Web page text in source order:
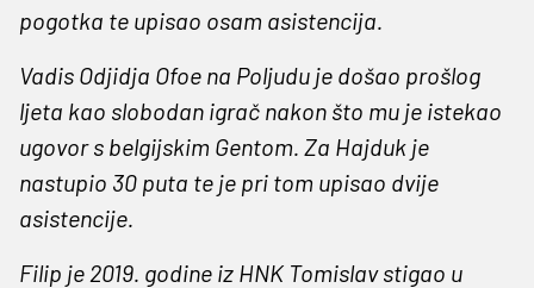
pogotka te upisao osam asistencija.
Vadis Odjidja Ofoe na Poljudu je došao prošlog
ljeta kao slobodan igrač nakon što mu je istekao
ugovor s belgijskim Gentom. Za Hajduk je
nastupio 30 puta te je pri tom upisao dvije
asistencije.
Filip je 2019. godine iz HNK Tomislav stigao u